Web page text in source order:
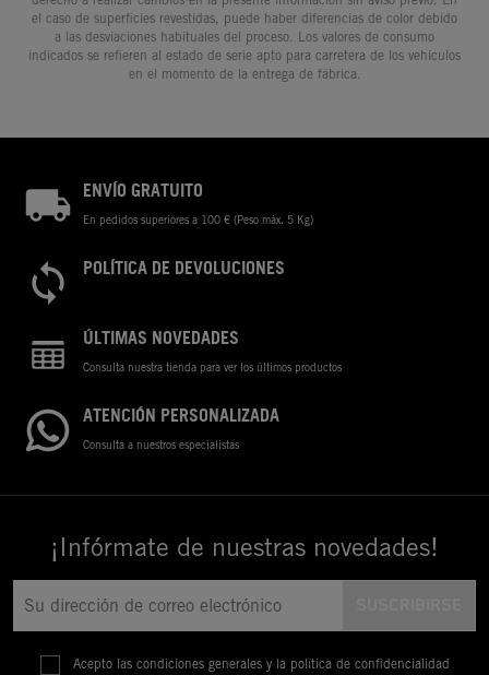
el caso de superficies revestidas, puede haber diferencias de color debido
a las desviaciones habituales del proceso. Los valores de consumo
indicados se refieren al estado de serie apto para carretera de los vehículos
en el momento de la entrega de fábrica.
ENVÍO GRATUITO
En pedidos superiores a 100 € (Peso máx. 5 Kg)
POLÍTICA DE DEVOLUCIONES
ÚLTIMAS NOVEDADES
Consulta nuestra tienda para ver los últimos productos
ATENCIÓN PERSONALIZADA
Consulta a nuestros especialistas
¡Infórmate de nuestras novedades!
Acepto las condiciones generales y la política de confidencialidad